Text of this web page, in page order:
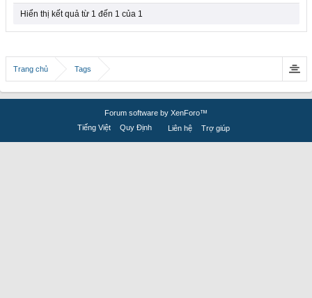
Hiển thị kết quả từ 1 đến 1 của 1
Trang chủ Tags
Forum software by XenForo™
Tiếng Việt
Quy Định Liên hệ Trợ giúp